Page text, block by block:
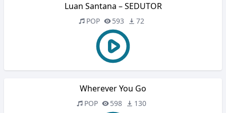
Luan Santana – SEDUTOR
POP 593 72
Wherever You Go
POP 598 130